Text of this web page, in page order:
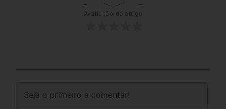
Avaliação do artigo